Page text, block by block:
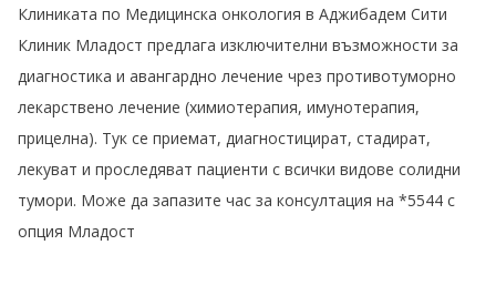
Клиниката по Медицинска онкология в Аджибадем Сити
Клиник Младост предлага изключителни възможности за
диагностика и авангардно лечение чрез противотуморно
лекарствено лечение (химиотерапия, имунотерапия,
прицелна). Тук се приемат, диагностицират, стадират,
лекуват и проследяват пациенти с всички видове солидни
тумори. Може да запазите час за консултация на *5544 с
опция Младост